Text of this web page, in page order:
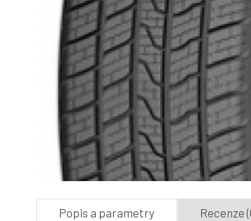
Popis a parametry Recenze